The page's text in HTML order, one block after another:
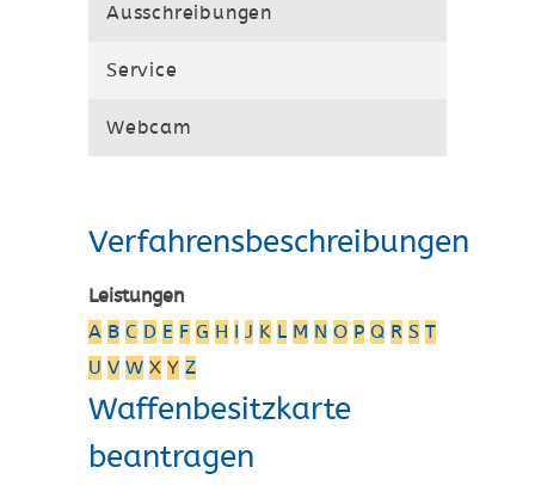
Ausschreibungen
Service
Webcam
Verfahrensbeschreibungen
Leistungen
A B C D E F G H I J K L M N O P Q R S T
U V W X Y Z
Waffenbesitzkarte
beantragen